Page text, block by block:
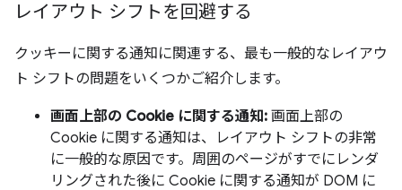
レイアウト シフトを回避する
クッキーに関する通知に関連する、最も一般的なレイアウ
ト シフトの問題をいくつかご紹介します。
画面上部の Cookie に関する通知: 画面上部の
Cookie に関する通知は、レイアウト シフトの非常
に一般的な原因です。周囲のページがすでにレンダ
リングされた後に Cookie に関する通知が DOM に